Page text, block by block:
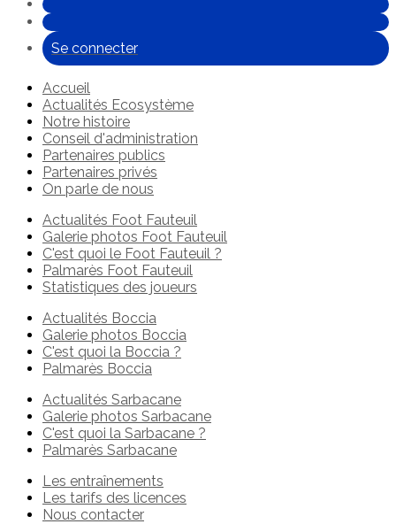
Se connecter
Accueil
Actualités Ecosystème
Notre histoire
Conseil d'administration
Partenaires publics
Partenaires privés
On parle de nous
Actualités Foot Fauteuil
Galerie photos Foot Fauteuil
C'est quoi le Foot Fauteuil ?
Palmarès Foot Fauteuil
Statistiques des joueurs
Actualités Boccia
Galerie photos Boccia
C'est quoi la Boccia ?
Palmarès Boccia
Actualités Sarbacane
Galerie photos Sarbacane
C'est quoi la Sarbacane ?
Palmarès Sarbacane
Les entraînements
Les tarifs des licences
Nous contacter